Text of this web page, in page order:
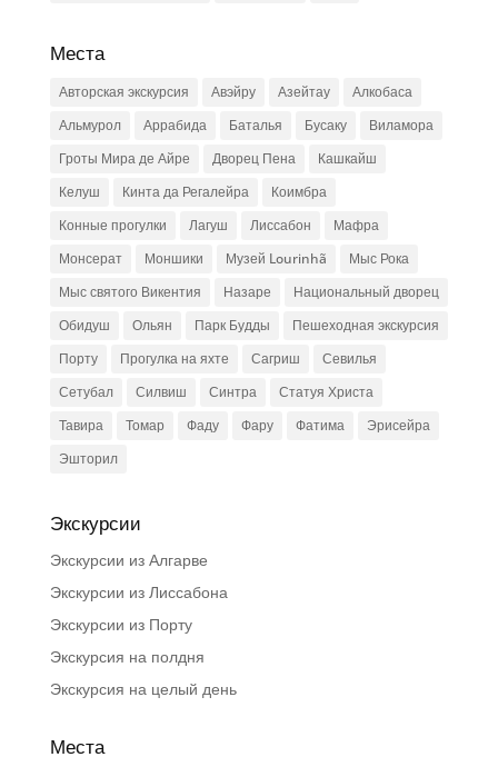
Места
Авторская экскурсия Авэйру Азейтау
Алкобаса
Альмурол
Аррабида Баталья Бусаку
Виламора
Гроты Мира де Айре
Дворец Пена
Кашкайш
Келуш
Кинта да Регалейра
Коимбра
Конные прогулки
Лагуш Лиссабон
Мафра
Монсерат
Моншики Музей Lourinhã
Мыс Рока
Мыс святого Викентия
Назаре
Национальный дворец
Обидуш
Ольян Парк Будды
Пешеходная экскурсия
Порту
Прогулка на яхте Сагриш
Севилья
Сетубал
Силвиш Синтра
Статуя Христа
Тавира
Томар Фаду Фару Фатима
Эрисейра
Эшторил
Экскурсии
Экскурсии из Алгарве
Экскурсии из Лиссабона
Экскурсии из Порту
Экскурсия на полдня
Экскурсия на целый день
Места